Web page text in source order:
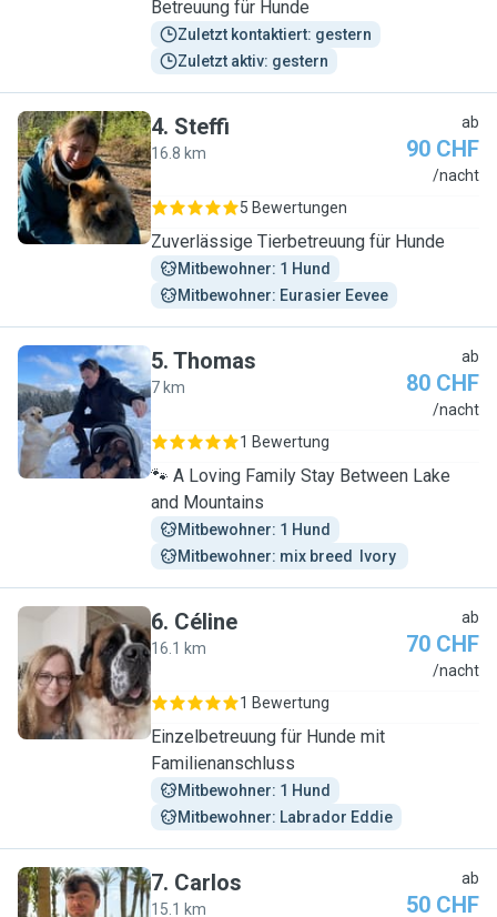
Betreuung für Hunde
Zuletzt kontaktiert: gestern
Zuletzt aktiv: gestern
S
4. Steffi
16.8 km
ab
90 CHF
/nacht
5 Bewertungen
Zuverlässige Tierbetreuung für Hunde
Mitbewohner: 1 Hund
Mitbewohner: Eurasier Eevee
T
5. Thomas
7 km
ab
80 CHF
/nacht
1 Bewertung
🐾 A Loving Family Stay Between Lake
and Mountains
Mitbewohner: 1 Hund
Mitbewohner: mix breed  Ivory
C
6. Céline
16.1 km
ab
70 CHF
/nacht
1 Bewertung
Einzelbetreuung für Hunde mit
Familienanschluss
Mitbewohner: 1 Hund
Mitbewohner: Labrador Eddie
7. Carlos
15.1 km
ab
50 CHF